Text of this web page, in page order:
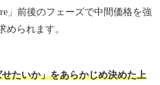
」前後のフェーズで中間価格を強
られます。
たいか」をあらかじめ決めた上